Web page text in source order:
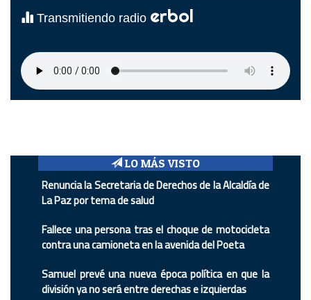
Transmitiendo radio erbol
LO MÁS VISTO
Renuncia la Secretaria de Derechos de la Alcaldía de
La Paz por tema de salud
Fallece una persona tras el choque de motocicleta
contra una camioneta en la avenida del Poeta
Samuel prevé una nueva época política en que la
división ya no será entre derechas e izquierdas